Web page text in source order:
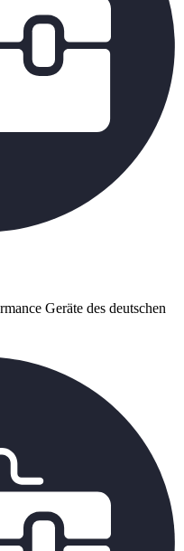
Geräte des deutschen